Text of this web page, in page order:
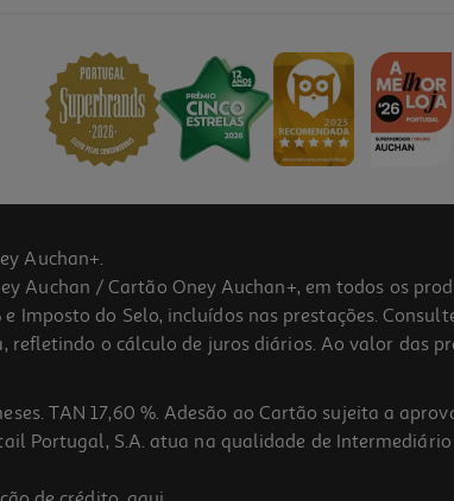
Auchan+.
Auchan / Cartão Oney Auchan+, em todos os
Imposto do Selo, incluídos nas prestações.
o cálculo de juros diários. Ao valor das
TAN 17,60 %. Adesão ao Cartão sujeita a
Portugal, S.A. atua na qualidade de